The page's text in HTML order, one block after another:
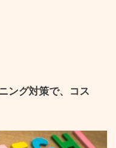
ング対策で、コス